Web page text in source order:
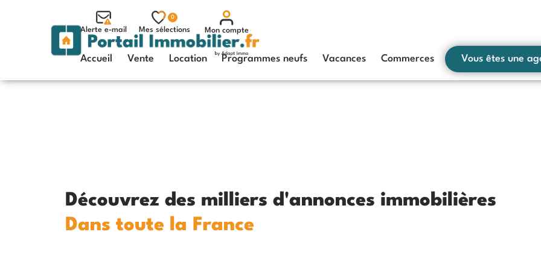
Alerte e-mail
0
Mes sélections Mon compte
Accueil Vente Location Programmes neufs Vacances Commerces Vous êtes une
Découvrez des milliers d'annonces immobilières
Dans toute la France